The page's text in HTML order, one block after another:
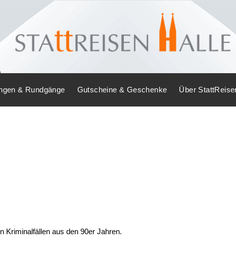
& Rundgänge Gutscheine & Geschenke Über
Kriminalfällen aus den 90er Jahren.